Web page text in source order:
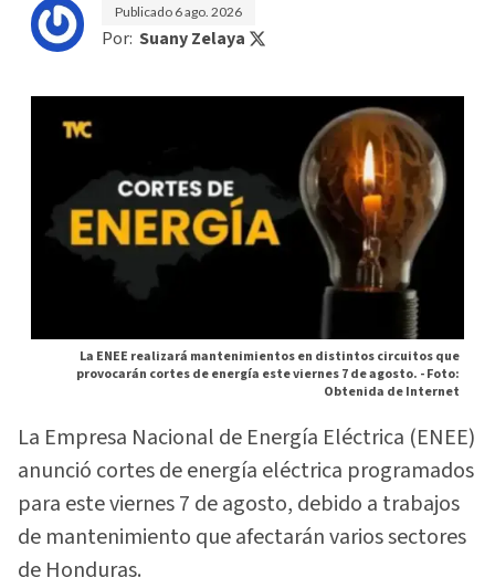
Publicado 6 ago. 2026
Por: Suany Zelaya
La ENEE realizará mantenimientos en distintos circuitos que
provocarán cortes de energía este viernes 7 de agosto. -Foto:
Obtenida de Internet
La Empresa Nacional de Energía Eléctrica (ENEE)
anunció cortes de energía eléctrica programados
para este viernes 7 de agosto, debido a trabajos
de mantenimiento que afectarán varios sectores
de Honduras.